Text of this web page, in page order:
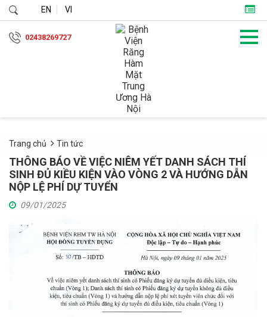
EN VI
02438269727
Trang chủ Tin tức
THÔNG BÁO VỀ VIỆC NIÊM YẾT DANH SÁCH THÍ
SINH ĐỦ KIỀU KIỆN VÀO VÒNG 2 VÀ HƯỚNG DẪN
NỘP LỆ PHÍ DỰ TUYỂN
09/01/2025